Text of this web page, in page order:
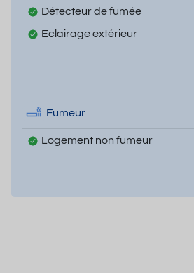
Détecteur de fumée
Eclairage extérieur
Fumeur
Logement non fumeur